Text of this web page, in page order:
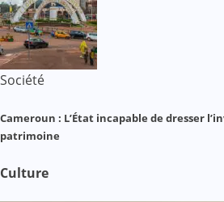
Société
Cameroun : L’État incapable de dresser
patrimoine
Culture